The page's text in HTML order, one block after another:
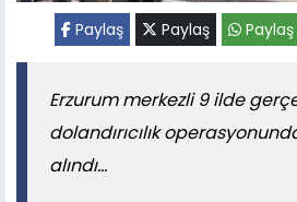
Paylaş Paylaş Paylaş
Erzurum merkezli 9 ilde
dolandırıcılık
alındı...